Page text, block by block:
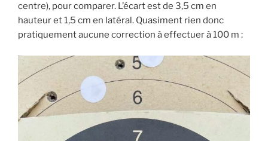
centre), pour comparer. L’écart est de 3,5 cm en
hauteur et 1,5 cm en latéral. Quasiment rien donc
pratiquement aucune correction à effectuer à 100 m :